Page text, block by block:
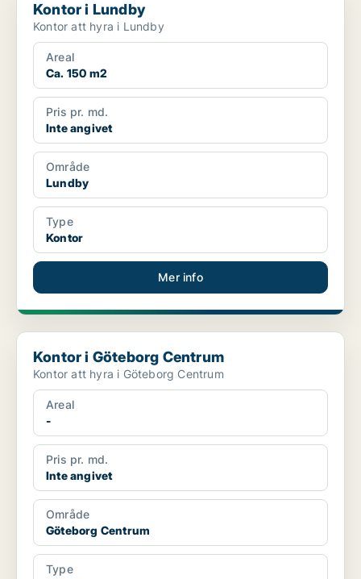
Kontor i Lundby
Kontor att hyra i Lundby
Areal
Ca. 150 m2
Pris pr. md.
Inte angivet
Område
Lundby
Type
Kontor
Mer info
Kontor i Göteborg Centrum
Kontor i Göteborg Centrum
Kontor att hyra i Göteborg Centrum
Areal
-
Pris pr. md.
Inte angivet
Område
Göteborg Centrum
Type